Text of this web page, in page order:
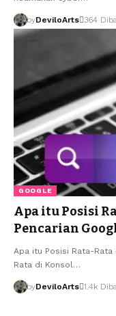
byDeviloArts 364
GOOGLE
Apa itu Posisi
Pencarian
Apa itu Posisi Rata-
Rata di Konsol…
byDeviloArts 1.4k